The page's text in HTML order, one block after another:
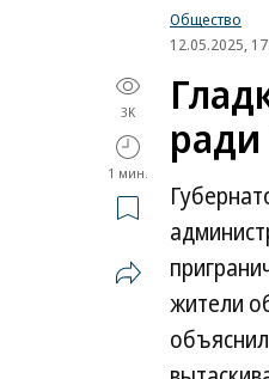
Общество
12.05.2025,
3K
1 мин.
жители